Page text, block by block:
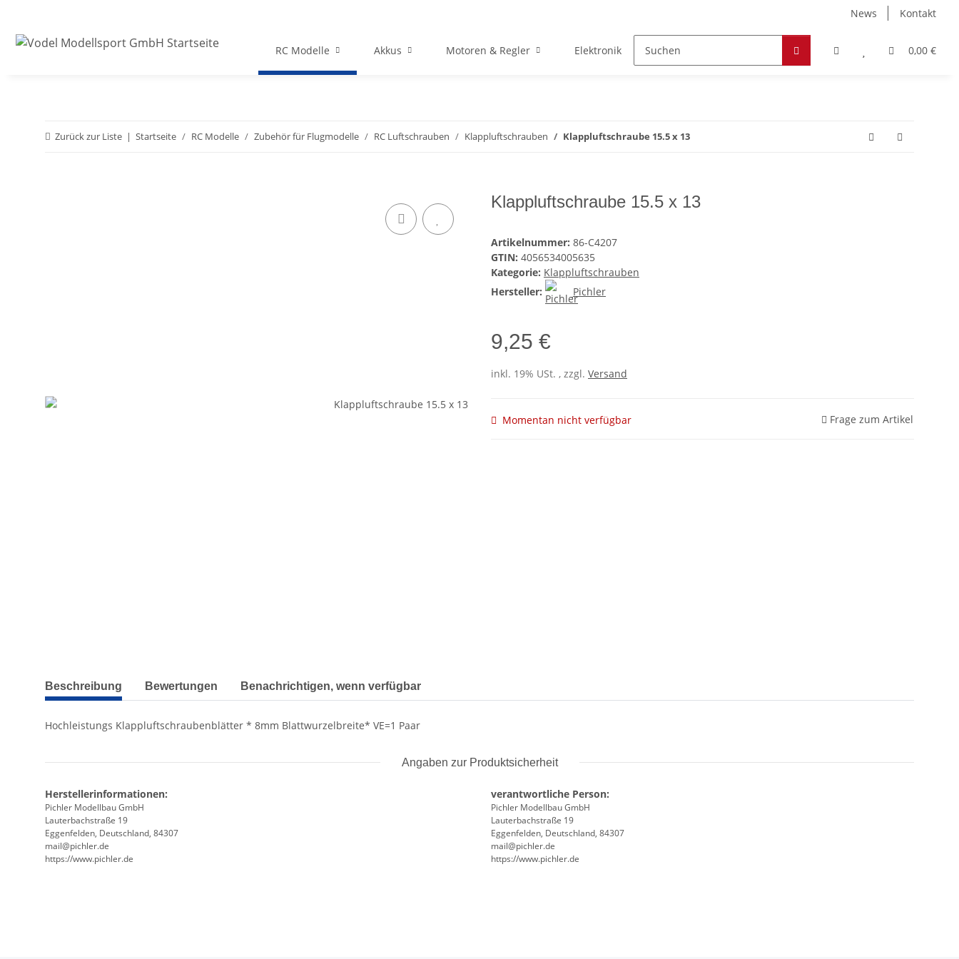
News Kontakt
0,00 €
RC Modelle Akkus Motoren & Regler Elektronik Zubehör Hobby & Freizeit Werkstoffe
Zurück zur Liste Startseite RC Modelle Zubehör für Flugmodelle RC Luftschrauben Klappluftschrauben Klappluftschraube 15.5 x 13
Klappluftschraube 15.5 x 13
Artikelnummer: 86-C4207
GTIN: 4056534005635
Kategorie: Klappluftschrauben
Hersteller:
Pichler
9,25 €
inkl. 19% USt. , zzgl. Versand
Momentan nicht verfügbar Frage zum Artikel
weitere Registerkarten anzeigen
Beschreibung Bewertungen Benachrichtigen, wenn verfügbar
Hochleistungs Klappluftschraubenblätter * 8mm Blattwurzelbreite* VE=1 Paar
Angaben zur Produktsicherheit
Herstellerinformationen:
Pichler Modellbau GmbH
Lauterbachstraße 19
Eggenfelden, Deutschland, 84307
mail@pichler.de
https://www.pichler.de
verantwortliche Person:
Pichler Modellbau GmbH
Lauterbachstraße 19
Eggenfelden, Deutschland, 84307
mail@pichler.de
https://www.pichler.de